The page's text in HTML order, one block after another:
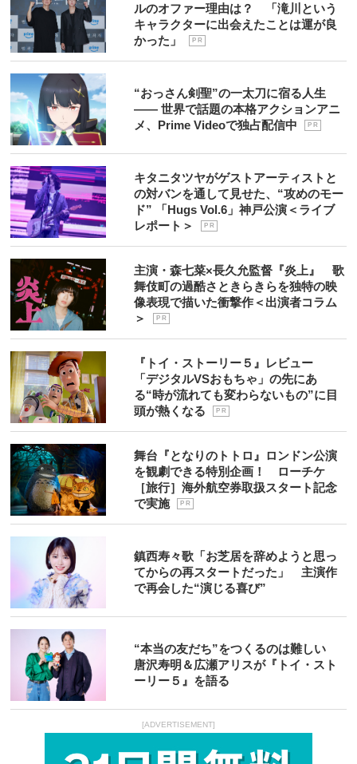
ルのオファー理由は？ 「滝川という
キャラクターに出会えたことは運が良
かった」
P R
“おっさん剣聖”の一太刀に宿る人生
―― 世界で話題の本格アクションアニ
メ、Prime Videoで独占配信中
P R
キタニタツヤがゲストアーティストと
の対バンを通して見せた、“攻めのモー
ド” 「Hugs Vol.6」神戸公演＜ライブ
レポート＞
P R
主演・森七菜×長久允監督『炎上』 歌
舞伎町の過酷さときらきらを独特の映
像表現で描いた衝撃作＜出演者コラム
＞
P R
『トイ・ストーリー５』レビュー
「デジタルVSおもちゃ」の先にあ
る“時が流れても変わらないもの”に目
頭が熱くなる
P R
舞台『となりのトトロ』ロンドン公演
を観劇できる特別企画！ ローチケ
［旅行］海外航空券取扱スタート記念
で実施
P R
鎮西寿々歌「お芝居を辞めようと思っ
てからの再スタートだった」 主演作
で再会した“演じる喜び”
“本当の友だち”をつくるのは難しい
唐沢寿明＆広瀬アリスが『トイ・スト
ーリー５』を語る
[ADVERTISEMENT]